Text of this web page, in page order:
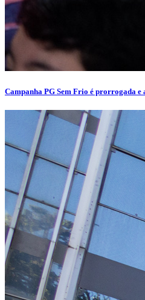
Campanha PG Sem Frio é prorrogada e